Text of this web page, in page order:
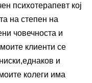
психотерапевт кој
на степен на
човечноста и
клиенти се
и
колеги има